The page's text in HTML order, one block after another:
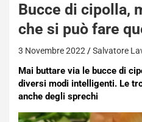
Bucce di cipolla,
che si può fare
3 Novembre 2022 Salvatore
Mai buttare via le bucce di
diversi modi intelligenti. Le
anche degli sprechi